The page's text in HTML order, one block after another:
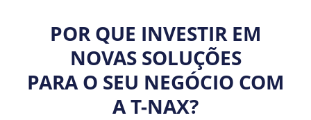
POR QUE INVESTIR EM
NOVAS SOLUÇÕES
PARA O SEU NEGÓCIO COM
A T-NAX?